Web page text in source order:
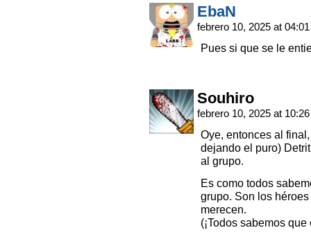
EbaN
febrero 10, 2025 at
Pues si que se le
Souhiro
febrero 10, 2025 at
Oye, entonces al
dejando el puro)
al grupo.
Es como todos
grupo. Son los
merecen.
(¡Todos sabemos